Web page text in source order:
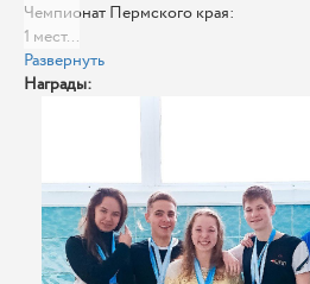
Чемпионат Пермского края:
1 мест...
Развернуть
Награды: